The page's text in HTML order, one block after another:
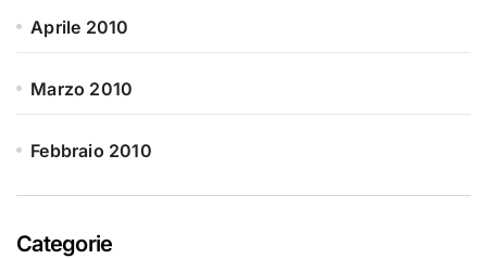
Aprile 2010
Marzo 2010
Febbraio 2010
Categorie